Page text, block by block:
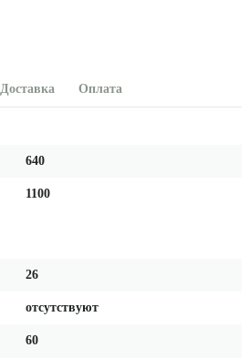
Доставка Оплата
640
1100
26
отсутствуют
60